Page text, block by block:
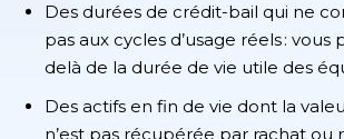
Des durées de crédit-bail qui ne
pas aux cycles d’usage réels : vous
delà de la durée de vie utile des
Des actifs en fin de vie dont la
n’est pas récupérée par rachat ou